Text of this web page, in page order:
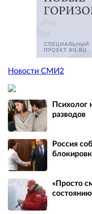
Новости СМИ2
Психолог
разводов
Россия
«Просто